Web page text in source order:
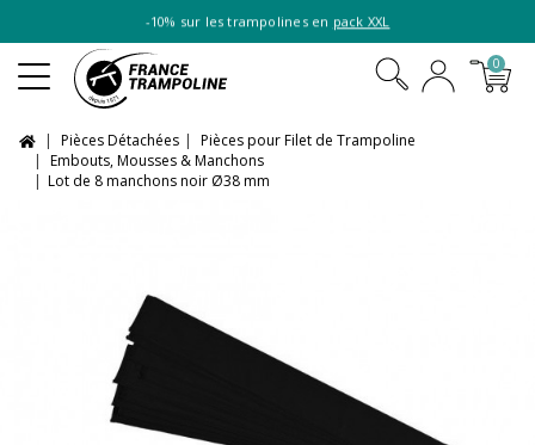
-10% sur les trampolines en pack XXL
0
Pièces Détachées
Pièces pour Filet de Trampoline
Embouts, Mousses & Manchons
Lot de 8 manchons noir Ø38 mm